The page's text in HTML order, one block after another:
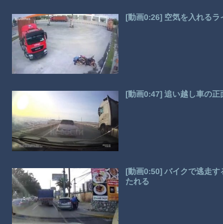
[動画0:26] 空気を入れる
[動画0:47] 追い越し車の正
[動画0:50] バイクで逃走
たれる